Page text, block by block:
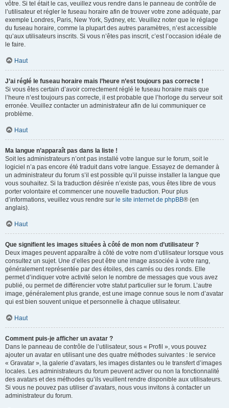
vôtre. Si tel était le cas, veuillez vous rendre dans le panneau de contrôle de
l’utilisateur et régler le fuseau horaire afin de trouver votre zone adéquate, par
exemple Londres, Paris, New York, Sydney, etc. Veuillez noter que le réglage
du fuseau horaire, comme la plupart des autres paramètres, n’est accessible
qu’aux utilisateurs inscrits. Si vous n’êtes pas inscrit, c’est l’occasion idéale de
le faire.
Haut
J’ai réglé le fuseau horaire mais l’heure n’est toujours pas correcte !
Si vous êtes certain d’avoir correctement réglé le fuseau horaire mais que
l’heure n’est toujours pas correcte, il est probable que l’horloge du serveur soit
erronée. Veuillez contacter un administrateur afin de lui communiquer ce
problème.
Haut
Ma langue n’apparaît pas dans la liste !
Soit les administrateurs n’ont pas installé votre langue sur le forum, soit le
logiciel n’a pas encore été traduit dans votre langue. Essayez de demander à
un administrateur du forum s’il est possible qu’il puisse installer la langue que
vous souhaitez. Si la traduction désirée n’existe pas, vous êtes libre de vous
porter volontaire et commencer une nouvelle traduction. Pour plus
d’informations, veuillez vous rendre sur le site internet de phpBB® (en
anglais).
Haut
Que signifient les images situées à côté de mon nom d’utilisateur ?
Deux images peuvent apparaître à côté de votre nom d’utilisateur lorsque vous
consultez un sujet. Une d’elles peut être une image associée à votre rang,
généralement représentée par des étoiles, des carrés ou des ronds. Elle
permet d’indiquer votre activité selon le nombre de messages que vous avez
publié, ou permet de différencier votre statut particulier sur le forum. L’autre
image, généralement plus grande, est une image connue sous le nom d’avatar
qui est bien souvent unique et personnelle à chaque utilisateur.
Haut
Comment puis-je afficher un avatar ?
Dans le panneau de contrôle de l’utilisateur, sous « Profil », vous pouvez
ajouter un avatar en utilisant une des quatre méthodes suivantes : le service
« Gravatar », la galerie d’avatars, les images distantes ou le transfert d’images
locales. Les administrateurs du forum peuvent activer ou non la fonctionnalité
des avatars et des méthodes qu’ils veuillent rendre disponible aux utilisateurs.
Si vous ne pouvez pas utiliser d’avatars, nous vous invitons à contacter un
administrateur du forum.